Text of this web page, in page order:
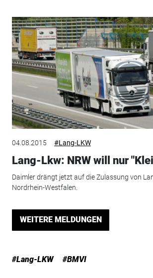
04.08.2015 #Lang-LKW
Lang-Lkw: NRW will nur
Daimler drängt jetzt auf die Zulassung von
Nordrhein-Westfalen.
WEITERE MELDUNGEN
#Lang-LKW #BMVI